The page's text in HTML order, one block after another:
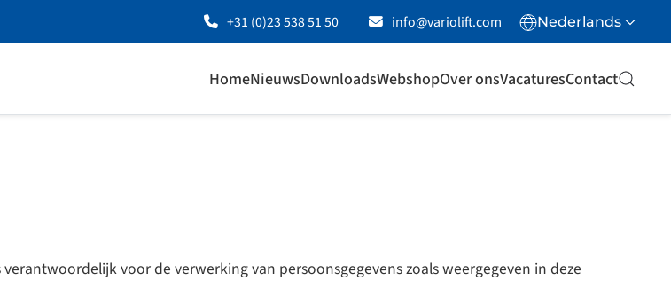
+31 (0)23 538 51 50 info@variolift.com Nederlands
HomeNieuwsDownloadsWebshopOver onsVacaturesContact
voor de verwerking van persoonsgegevens zoals weergegeven in deze